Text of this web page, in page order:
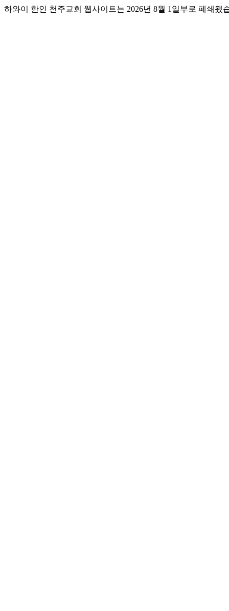
하와이 한인 천주교회 웹사이트는 2026년 8월 1일부로 폐쇄됐